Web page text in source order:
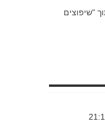
"שיפוצים